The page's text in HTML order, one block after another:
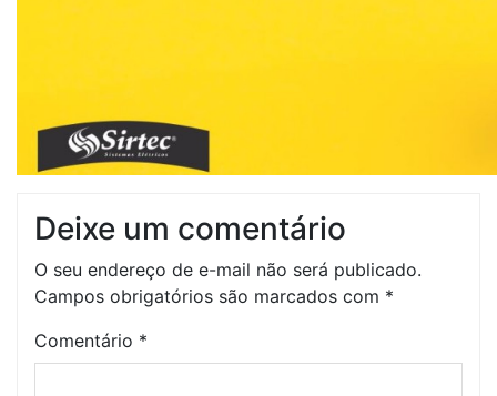
Deixe um comentário
O seu endereço de e-mail não será publicado.
Campos obrigatórios são marcados com *
Comentário *